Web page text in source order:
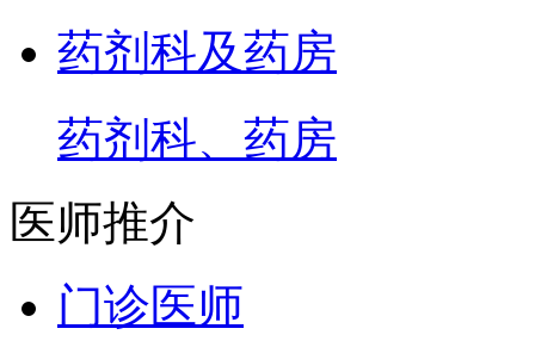
药剂科及药房
药剂科、药房
医师推介
门诊医师